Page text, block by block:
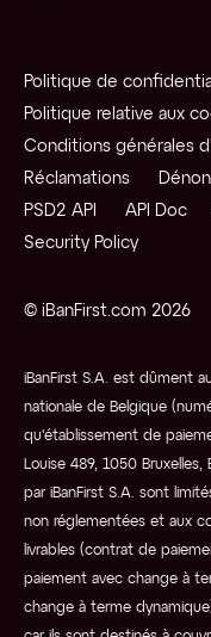
© iBanFirst.com 2026
Politique de
Politique relative aux
Conditions générales
Réclamations
PSD2 API API Doc
Security Policy
iBanFirst S.A. est dûment
nationale de Belgique
qu'établissement de
Louise 489, 1050
par iBanFirst S.A. sont
non réglementées et aux
livrables (contrat de
paiement avec change à
change à terme